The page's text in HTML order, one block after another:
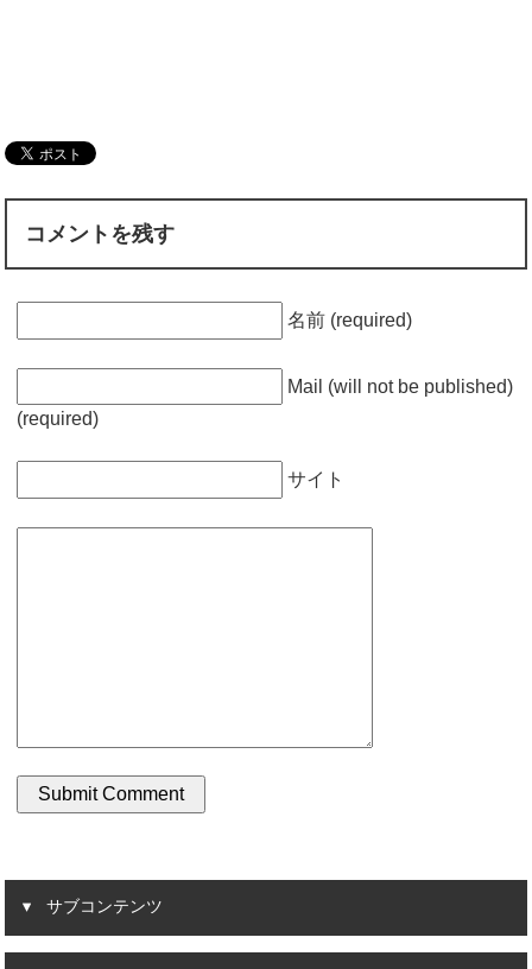
コメントを残す
名前 (required)
Mail (will not be published)
(required)
サイト
サブコンテンツ